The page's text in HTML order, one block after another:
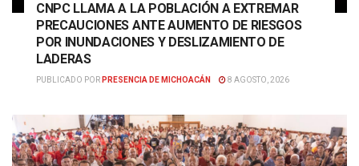
CNPC LLAMA A LA POBLACIÓN A EXTREMAR
PRECAUCIONES ANTE AUMENTO DE RIESGOS
POR INUNDACIONES Y DESLIZAMIENTO DE
LADERAS
PUBLICADO POR PRESENCIA DE MICHOACÁN 8 AGOSTO, 2026